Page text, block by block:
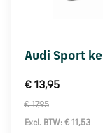
Audi Sport
€ 13,95
€ 17,95
Excl. BTW: € 11,53